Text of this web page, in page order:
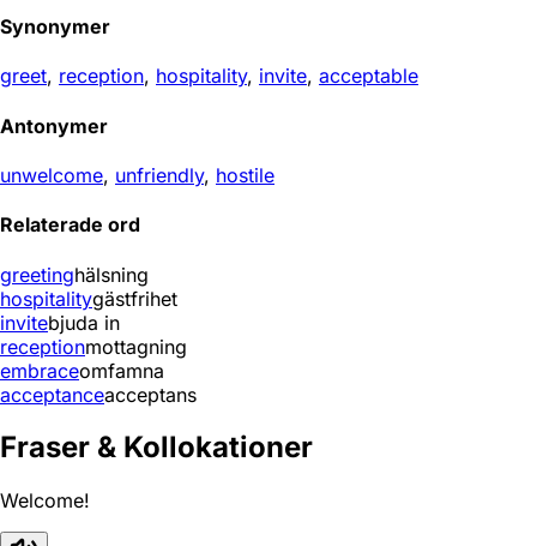
Synonymer
greet, reception, hospitality, invite, acceptable
Antonymer
unwelcome, unfriendly, hostile
Relaterade ord
greetinghälsning
hospitalitygästfrihet
invitebjuda in
receptionmottagning
embraceomfamna
acceptanceacceptans
Fraser & Kollokationer
Welcome!